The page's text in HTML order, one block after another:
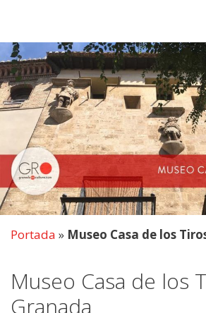
Portada » Museo Casa de los
Museo Casa de los
Granada